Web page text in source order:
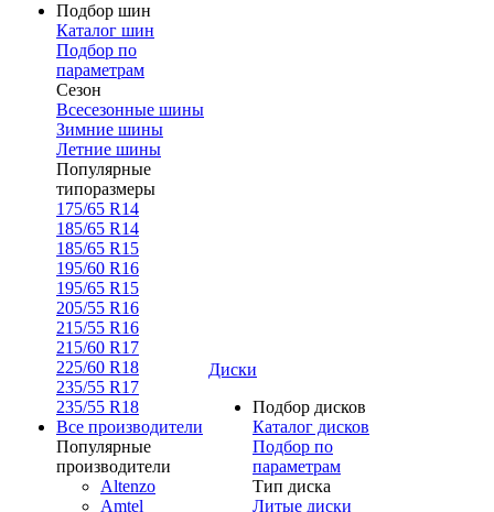
Подбор шин
Каталог шин
Подбор по
параметрам
Сезон
Всесезонные шины
Зимние шины
Летние шины
Популярные
типоразмеры
175/65 R14
185/65 R14
185/65 R15
195/60 R16
195/65 R15
205/55 R16
215/55 R16
215/60 R17
225/60 R18
235/55 R17
235/55 R18
Все производители
Популярные
производители
Altenzo
Amtel
Диски
Подбор дисков
Каталог дисков
Подбор по
параметрам
Тип диска
Литые диски